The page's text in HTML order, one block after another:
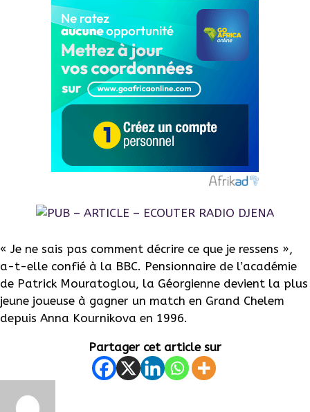
« Je ne sais pas comment décrire ce que je ressens »,
a-t-elle confié à la BBC. Pensionnaire de l’académie
de Patrick Mouratoglou, la Géorgienne devient la plus
jeune joueuse à gagner un match en Grand Chelem
depuis Anna Kournikova en 1996.
Partager cet article sur